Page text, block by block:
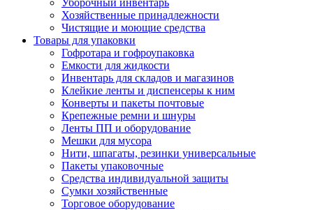
Уборочный инвентарь
Хозяйственные принадлежности
Чистящие и моющие средства
Товары для упаковки
Гофротара и гофроупаковка
Емкости для жидкости
Инвентарь для складов и магазинов
Клейкие ленты и диспенсеры к ним
Конверты и пакеты почтовые
Крепежные ремни и шнуры
Ленты ПП и оборудование
Мешки для мусора
Нити, шпагаты, резинки универсальные
Пакеты упаковочные
Средства индивидуальной защиты
Сумки хозяйственные
Торговое оборудование